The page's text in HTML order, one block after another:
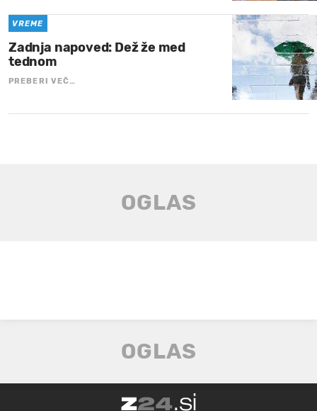
VREME
Zadnja napoved: Dež že med
tednom
PREBERI VEČ…